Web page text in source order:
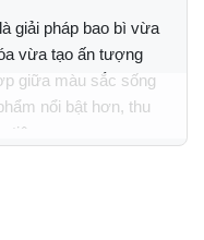
là giải pháp bao bì vừa
vừa tạo ấn tượng
giữa màu sắc sống
nổi bật hơn, thu